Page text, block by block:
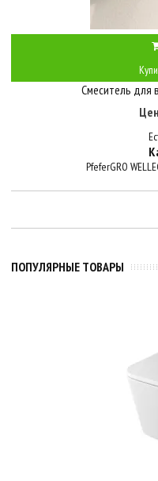
Смеситель для
PfeferGRO WELLE
ПОПУЛЯРНЫЕ ТОВАРЫ